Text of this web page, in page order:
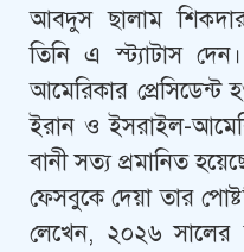
আবদুস ছালাম
তিনি এ স্ট্যাটাস
আমেরিকার প্রেসিডেন্ট
ইরান ও ইসরাইল-
বানী সত্য প্রমানিত
ফেসবুকে দেয়া তার
লেখেন, ২০২৬ সালের